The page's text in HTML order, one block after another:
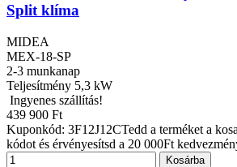
Split klíma
MIDEA
MEX-18-SP
2-3 munkanap
Teljesítmény 5,3 kW
Ingyenes szállítás!
439 900 Ft
Kuponkód: 3F12J12CTedd a terméket a
kódot és érvényesítsd a 20 000Ft
Kosárba